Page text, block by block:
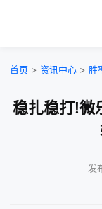
首页 > 资讯中心 > 胜
稳扎稳打!微
发